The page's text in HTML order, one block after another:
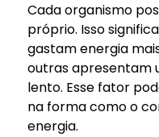
Cada organismo
próprio. Isso
gastam energia
outras apresentam
lento. Esse fator
na forma como o
energia.